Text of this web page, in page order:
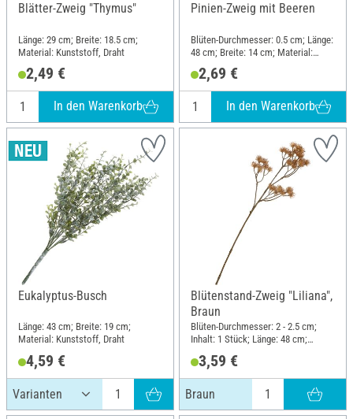
Blätter-Zweig "Thymus"
Länge: 29 cm; Breite: 18.5 cm;
Material: Kunststoff, Draht
2,49 €
In den Warenkorb
Pinien-Zweig mit Beeren
Blüten-Durchmesser: 0.5 cm; Länge:
48 cm; Breite: 14 cm; Material:
2,69 €
In den Warenkorb
Eukalyptus-Busch
Länge: 43 cm; Breite: 19 cm;
Material: Kunststoff, Draht
4,59 €
Blütenstand-Zweig "Liliana",
Braun
Blüten-Durchmesser: 2 - 2.5 cm;
Inhalt: 1 Stück; Länge: 48 cm;
Draht
3,59 €
Braun